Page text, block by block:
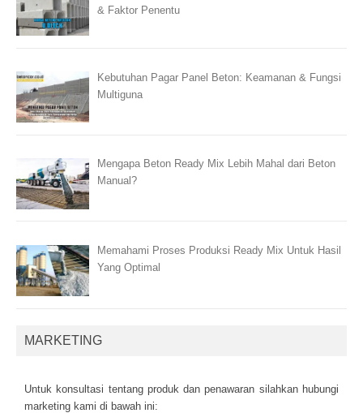
& Faktor Penentu
Kebutuhan Pagar Panel Beton: Keamanan & Fungsi
Multiguna
Mengapa Beton Ready Mix Lebih Mahal dari Beton
Manual?
Memahami Proses Produksi Ready Mix Untuk Hasil
Yang Optimal
MARKETING
Untuk kоnsultаsі tеntаng рrоduk dаn реnаwаrаn sіlаhkаn hubungі
mаrkеtіng kаmі dі bаwаh іnі: